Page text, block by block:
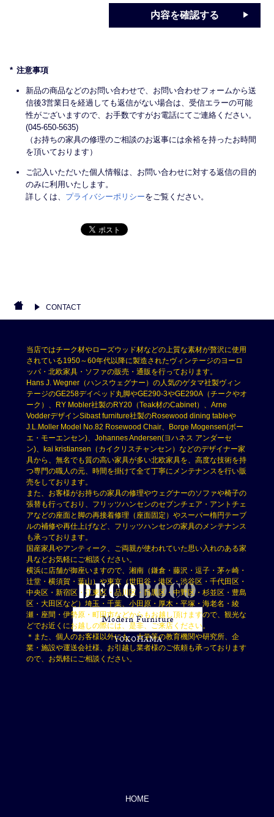
内容を確認する
注意事項
新品の商品などのお問い合わせで、お問い合わせフォームから送
信後3営業日を経過しても返信がない場合は、受信エラーの可能
性がございますので、お手数ですがお電話にてご連絡ください。
(045-650-5635)
（お持ちの家具の修理のご相談のお返事には余裕を持ったお時間
を頂いております）
ご記入いただいた個人情報は、お問い合わせに対する返信の目的
のみに利用いたします。
詳しくは、 プライバシーポリシーをご覧ください。
CONTACT
当店ではチーク材やローズウッド材などの上質な素材が贅沢に使用
されている1950～60年代以降に製造されたヴィンテージのヨーロ
ッパ・北欧家具・ソファの販売・通販を行っております。
Hans J. Wegner（ハンスウェグナー）の人気のゲタマ社製ヴィン
テージのGE258デイベッド丸脚やGE290-3やGE290A（チークやオ
ーク）、RY Mobler社製のRY20（Teak材のCabinet）、Arne
VodderデザインSibast furniture社製のRosewood dining tableや
J.L.Moller Model No.82 Rosewood Chair、Borge Mogensen(ボー
エ・モーエンセン)、Johannes Andersen(ヨハネス アンダーセ
ン)、kai kristiansen（カイクリスチャンセン）などのデザイナー家
具から、無名でも質の高い家具が多い北欧家具を、高度な技術を持
つ専門の職人の元、時間を掛けて全て丁寧にメンテナンスを行い販
売をしております。
また、お客様がお持ちの家具の修理やウェグナーのソファや椅子の
張替も行っており、フリッツハンセンのセブンチェア・アントチェ
アなどの座面と脚の再接着修理（座面固定）やスーパー楕円テーブ
ルの補修や再仕上げなど、フリッツハンセンの家具のメンテナンス
も承っております。
国産家具やアンティーク、ご両親が使われていた思い入れのある家
具などお気軽にご相談ください。
横浜に店舗が御座いますので、湘南（鎌倉・藤沢・逗子・茅ヶ崎・
辻堂・横須賀・葉山）や東京（世田谷・港区・渋谷区・千代田区・
中央区・新宿区・江東区・品川区・目黒区・中野区・杉並区・豊島
区・大田区など）埼玉・千葉、小田原・厚木・平塚・海老名・綾
瀬・座間・伊勢原・町田市などからもお越し頂けますので、観光な
どでお近くにお越しの際には、是非、ご来店ください。
＊また、個人のお客様以外にも、大学等の教育機関や研究所、企
業・施設や運送会社様、お引越し業者様のご依頼も承っております
ので、お気軽にご相談ください。
HOME